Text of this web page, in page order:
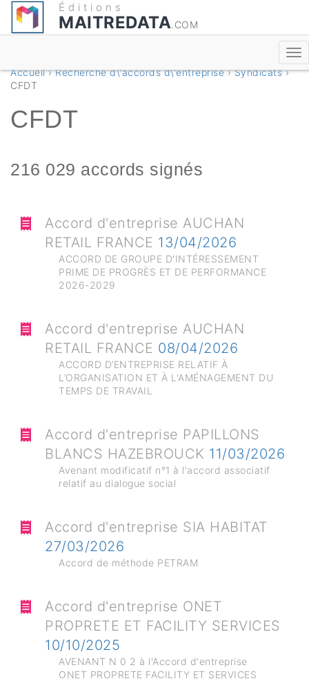
Éditions
MAITREDATA.COM
Accueil›Recherche d\'accords d\'entreprise›Syndicats›
CFDT
CFDT
216 029 accords signés
Accord d'entreprise AUCHAN
RETAIL FRANCE 13/04/2026
ACCORD DE GROUPE D'INTÉRESSEMENT
PRIME DE PROGRÈS ET DE PERFORMANCE
2026-2029
Accord d'entreprise AUCHAN
RETAIL FRANCE 08/04/2026
ACCORD D’ENTREPRISE RELATIF À
L’ORGANISATION ET À L'AMÉNAGEMENT DU
TEMPS DE TRAVAIL
Accord d'entreprise PAPILLONS
BLANCS HAZEBROUCK 11/03/2026
Avenant modificatif n°1 à l'accord associatif
relatif au dialogue social
Accord d'entreprise SIA HABITAT
27/03/2026
Accord de méthode PETRAM
Accord d'entreprise ONET
PROPRETE ET FACILITY SERVICES
10/10/2025
AVENANT N 0 2 à l'Accord d'entreprise
ONET PROPRETE FACILITY ET SERVICES